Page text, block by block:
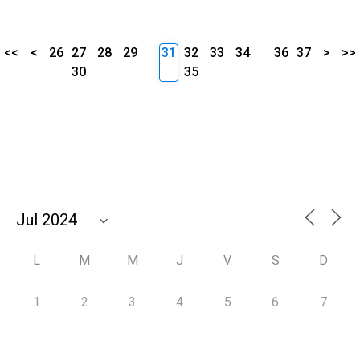
<< < 26 27 28
29
30
31 32 33
34
35
36 37 > >>
L M M J V S D
1 2 3 4 5 6 7